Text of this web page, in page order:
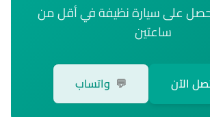
على سيارة نظيفة في أقل من
ساعتين
الآن 💬 واتساب